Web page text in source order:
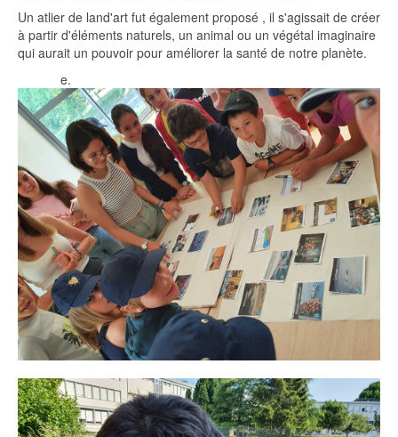
Un atlier de land'art fut également proposé , il s'agissait de créer
à partir d'éléments naturels, un animal ou un végétal imaginaire
qui aurait un pouvoir pour améliorer la santé de notre planète.
e.